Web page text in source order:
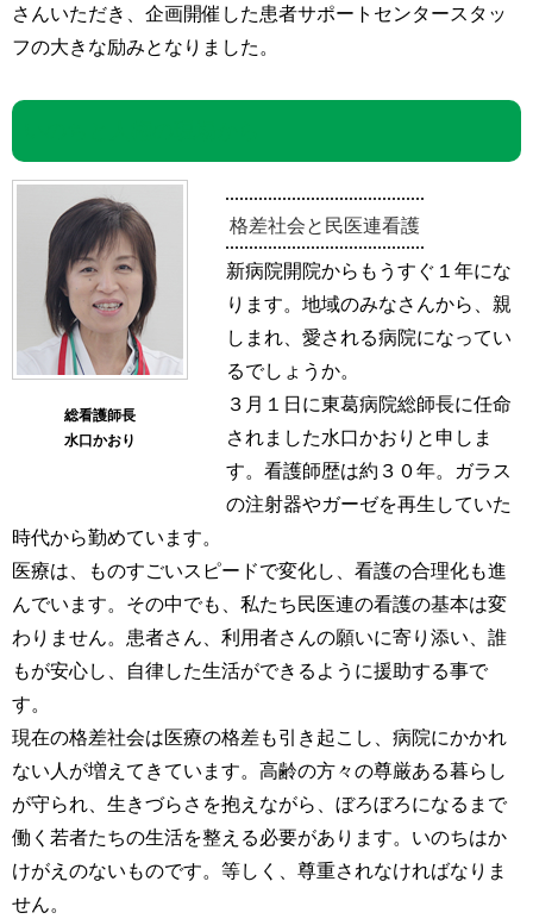
さんいただき、企画開催した患者サポートセンタースタッ
フの大きな励みとなりました。
総看護師長
水口かおり
格差社会と民医連看護
新病院開院からもうすぐ１年にな
ります。地域のみなさんから、親
しまれ、愛される病院になってい
るでしょうか。
３月１日に東葛病院総師長に任命
されました水口かおりと申しま
す。看護師歴は約３０年。ガラス
の注射器やガーゼを再生していた
時代から勤めています。
医療は、ものすごいスピードで変化し、看護の合理化も進
んでいます。その中でも、私たち民医連の看護の基本は変
わりません。患者さん、利用者さんの願いに寄り添い、誰
もが安心し、自律した生活ができるように援助する事で
す。
現在の格差社会は医療の格差も引き起こし、病院にかかれ
ない人が増えてきています。高齢の方々の尊厳ある暮らし
が守られ、生きづらさを抱えながら、ぼろぼろになるまで
働く若者たちの生活を整える必要があります。いのちはか
けがえのないものです。等しく、尊重されなければなりま
せん。